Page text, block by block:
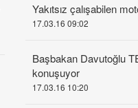
Yakıtsız çalışabilen
17.03.16 09:02
Başbakan Davutoğlu
konuşuyor
17.03.16 10:20